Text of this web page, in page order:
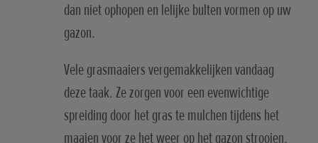
dan niet ophopen en lelijke bulten vormen op uw
gazon.
Vele grasmaaiers vergemakkelijken vandaag
deze taak. Ze zorgen voor een evenwichtige
spreiding door het gras te mulchen tijdens het
maaien voor ze het weer op het gazon strooien.